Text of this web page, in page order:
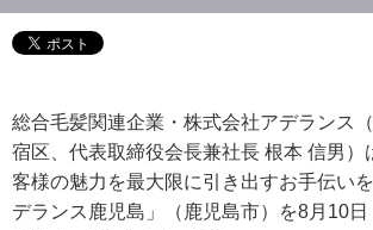
総合毛髪関連企業・株式会社アデランス
宿区、代表取締役会長兼社長 根本 信男）
客様の魅力を最大限に引き出すお手伝い
デランス鹿児島」（鹿児島市）を8月10